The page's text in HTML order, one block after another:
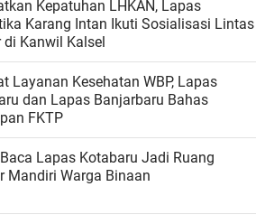
Kepatuhan LHKAN, Lapas
Karang Intan Ikuti Sosialisasi Lintas
di Kanwil Kalsel
Layanan Kesehatan WBP, Lapas
dan Lapas Banjarbaru Bahas
FKTP
Lapas Kotabaru Jadi Ruang
Mandiri Warga Binaan